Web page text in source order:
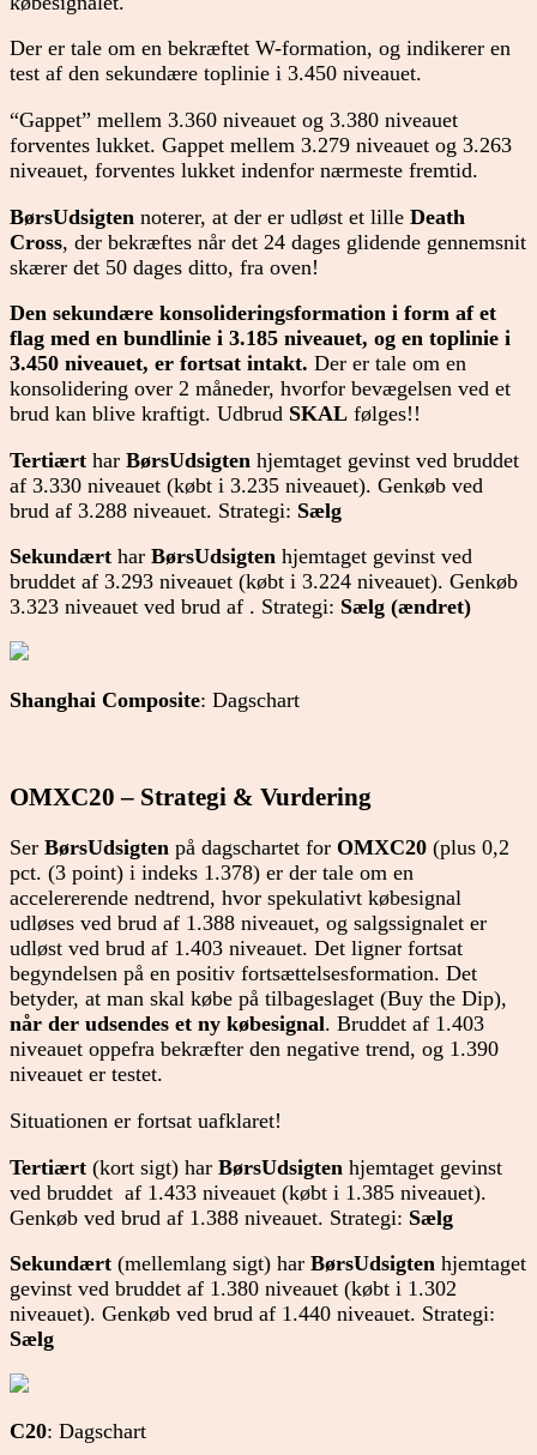
Der er tale om en bekræftet W-formation, og indikerer en
test af den sekundære toplinie i 3.450 niveauet.
“Gappet” mellem 3.360 niveauet og 3.380 niveauet
forventes lukket. Gappet mellem 3.279 niveauet og 3.263
niveauet, forventes lukket indenfor nærmeste fremtid.
BørsUdsigten noterer, at der er udløst et lille Death
Cross, der bekræftes når det 24 dages glidende gennemsnit
skærer det 50 dages ditto, fra oven!
Den sekundære konsolideringsformation i form af et
flag med en bundlinie i 3.185 niveauet, og en toplinie i
3.450 niveauet, er fortsat intakt. Der er tale om en
konsolidering over 2 måneder, hvorfor bevægelsen ved et
brud kan blive kraftigt. Udbrud SKAL følges!!
Tertiært har BørsUdsigten hjemtaget gevinst ved bruddet
af 3.330 niveauet (købt i 3.235 niveauet). Genkøb ved
brud af 3.288 niveauet. Strategi: Sælg
Sekundært har BørsUdsigten hjemtaget gevinst ved
bruddet af 3.293 niveauet (købt i 3.224 niveauet). Genkøb
3.323 niveauet ved brud af . Strategi: Sælg (ændret)
Shanghai Composite: Dagschart
OMXC20 – Strategi & Vurdering
Ser BørsUdsigten på dagschartet for OMXC20 (plus 0,2
pct. (3 point) i indeks 1.378) er der tale om en
accelererende nedtrend, hvor spekulativt købesignal
udløses ved brud af 1.388 niveauet, og salgssignalet er
udløst ved brud af 1.403 niveauet. Det ligner fortsat
begyndelsen på en positiv fortsættelsesformation. Det
betyder, at man skal købe på tilbageslaget (Buy the Dip),
når der udsendes et ny købesignal. Bruddet af 1.403
niveauet oppefra bekræfter den negative trend, og 1.390
niveauet er testet.
Situationen er fortsat uafklaret!
Tertiært (kort sigt) har BørsUdsigten hjemtaget gevinst
ved bruddet af 1.433 niveauet (købt i 1.385 niveauet).
Genkøb ved brud af 1.388 niveauet. Strategi: Sælg
Sekundært (mellemlang sigt) har BørsUdsigten hjemtaget
gevinst ved bruddet af 1.380 niveauet (købt i 1.302
niveauet). Genkøb ved brud af 1.440 niveauet. Strategi:
Sælg
C20: Dagschart